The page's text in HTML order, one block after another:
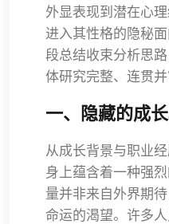
外显表现到潜在心
进入其性格的隐秘
段总结收束分析思
体研究完整、连贯并
一、隐藏的成
从成长背景与职业
身上蕴含着一种强
量并非来自外界期
命运的渴望。许多